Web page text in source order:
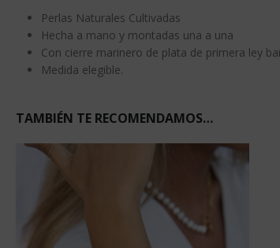
Perlas Naturales Cultivadas
Hecha a mano y montadas una a una
Con cierre marinero de plata de primera ley
Medida elegible.
TAMBIÉN TE RECOMENDAMOS…